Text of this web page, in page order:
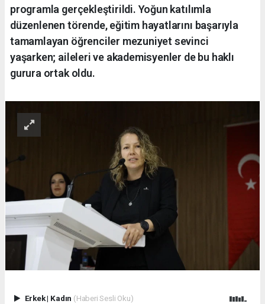
programla gerçekleştirildi. Yoğun katılımla
düzenlenen törende, eğitim hayatlarını başarıyla
tamamlayan öğrenciler mezuniyet sevinci
yaşarken; aileleri ve akademisyenler de bu haklı
gurura ortak oldu.
Erkek| Kadın (Haberi Sesli Oku)